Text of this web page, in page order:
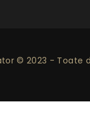
© 2023 - Toate